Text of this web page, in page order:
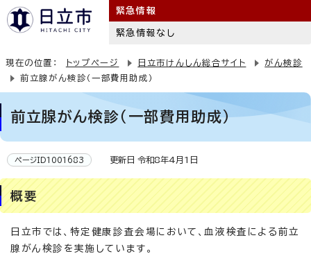
緊急情報
緊急情報なし
現在の位置： トップページ 日立市けんしん総合サイト
がん検診
前立腺がん検診（一部費用助成）
前立腺がん検診（一部費用助成）
ページID1001683 更新日 令和8年4月1日
概要
日立市では、特定健康診査会場において、血液検査による前立
腺がん検診を実施しています。